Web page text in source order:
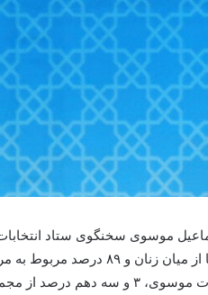
درصد مربوط به مردان است.